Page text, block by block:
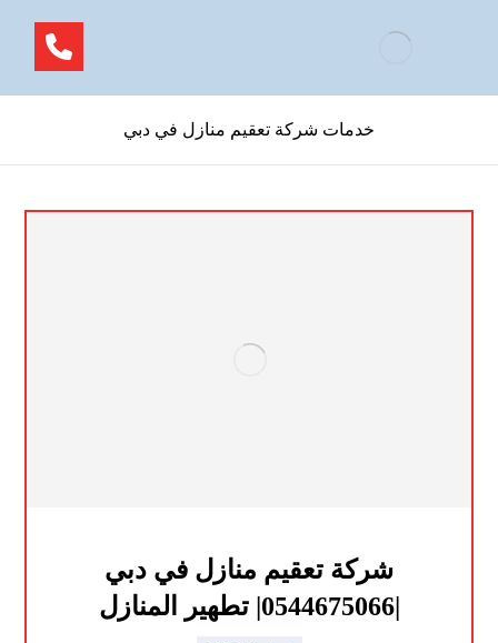
خدمات شركة تعقيم منازل في دبي
شركة تعقيم منازل في دبي
|0544675066| تطهير المنازل